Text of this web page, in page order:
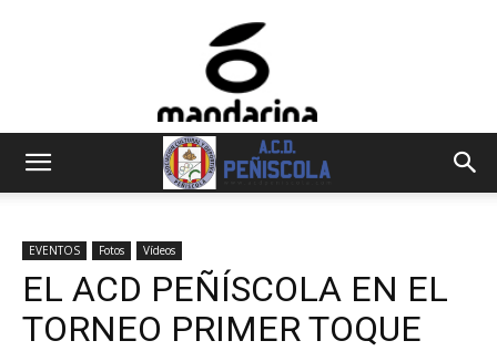
EVENTOS Fotos Vídeos
EL ACD PEÑÍSCOLA EN EL
TORNEO PRIMER TOQUE